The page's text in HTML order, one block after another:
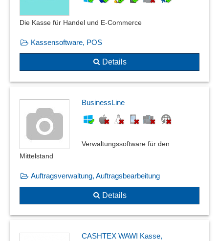
Die Kasse für Handel und E-Commerce
Kassensoftware, POS
Details
BusinessLine
Verwaltungssoftware für den
Mittelstand
Auftragsverwaltung, Auftragsbearbeitung
Details
CASHTEX WAWI Kasse,